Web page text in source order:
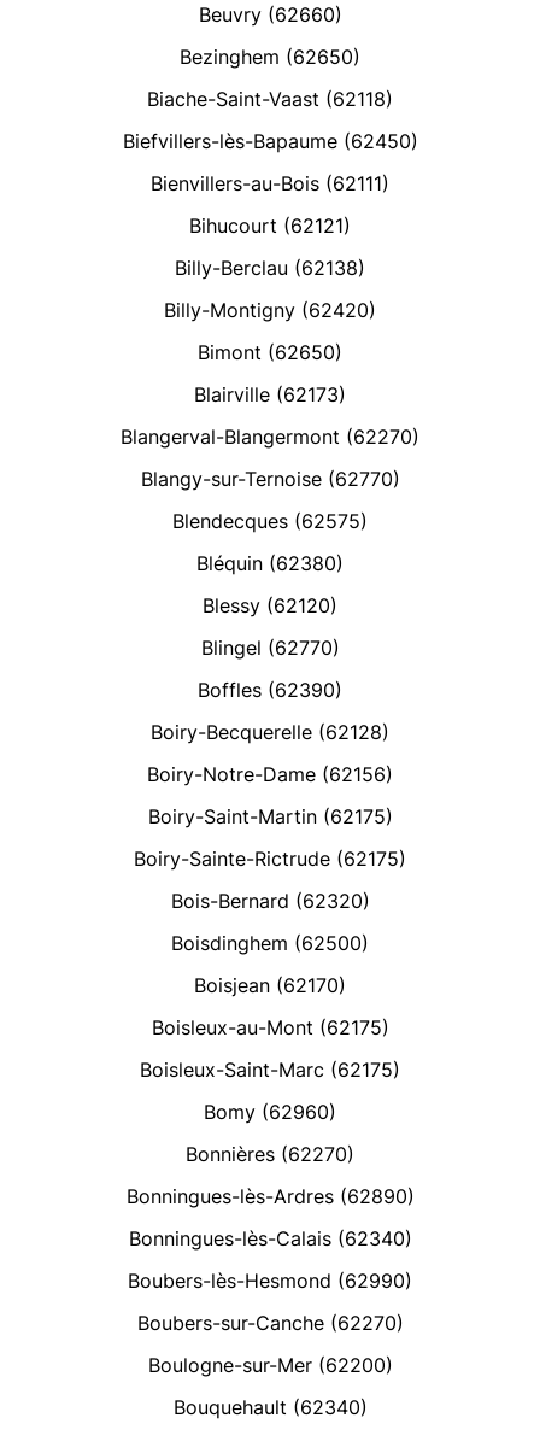
Beuvry (62660)
Bezinghem (62650)
Biache-Saint-Vaast (62118)
Biefvillers-lès-Bapaume (62450)
Bienvillers-au-Bois (62111)
Bihucourt (62121)
Billy-Berclau (62138)
Billy-Montigny (62420)
Bimont (62650)
Blairville (62173)
Blangerval-Blangermont (62270)
Blangy-sur-Ternoise (62770)
Blendecques (62575)
Bléquin (62380)
Blessy (62120)
Blingel (62770)
Boffles (62390)
Boiry-Becquerelle (62128)
Boiry-Notre-Dame (62156)
Boiry-Saint-Martin (62175)
Boiry-Sainte-Rictrude (62175)
Bois-Bernard (62320)
Boisdinghem (62500)
Boisjean (62170)
Boisleux-au-Mont (62175)
Boisleux-Saint-Marc (62175)
Bomy (62960)
Bonnières (62270)
Bonningues-lès-Ardres (62890)
Bonningues-lès-Calais (62340)
Boubers-lès-Hesmond (62990)
Boubers-sur-Canche (62270)
Boulogne-sur-Mer (62200)
Bouquehault (62340)